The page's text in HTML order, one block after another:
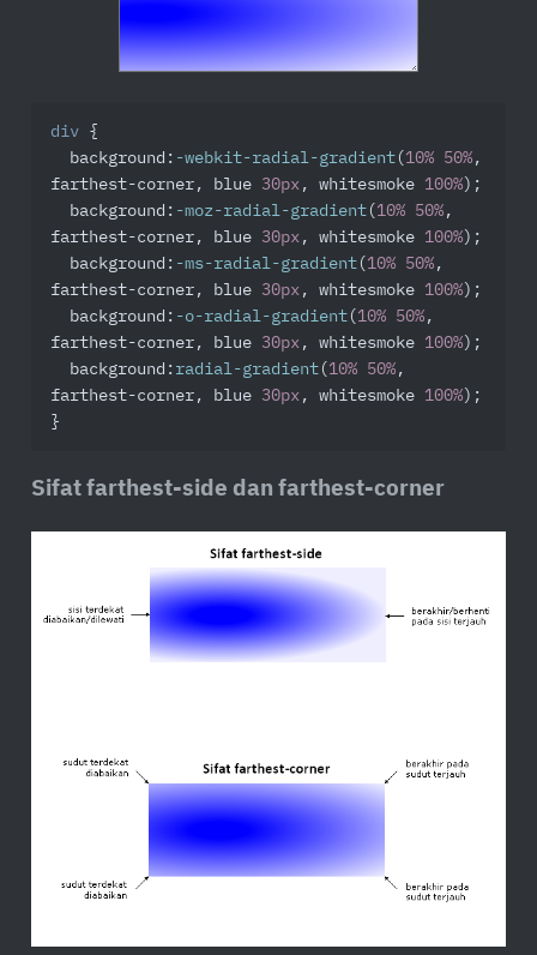
div {
background : -webkit-radial-gradient ( 10% 50% ,
farthest-corner, blue 30px , whitesmoke 100%);
background : -moz-radial-gradient ( 10% 50% ,
farthest-corner, blue 30px , whitesmoke 100%);
background : -ms-radial-gradient ( 10% 50% ,
farthest-corner, blue 30px , whitesmoke 100%);
background : -o-radial-gradient ( 10% 50% ,
farthest-corner, blue 30px , whitesmoke 100%);
background : radial-gradient ( 10% 50% ,
farthest-corner, blue 30px , whitesmoke 100%);
}
Sifat farthest-side dan farthest-corner